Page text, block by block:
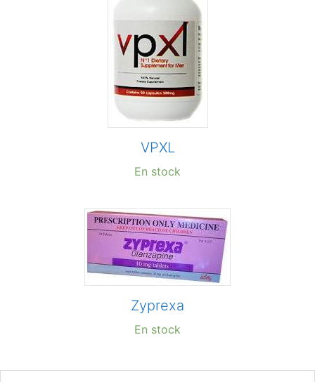
VPXL
En stock
Zyprexa
En stock